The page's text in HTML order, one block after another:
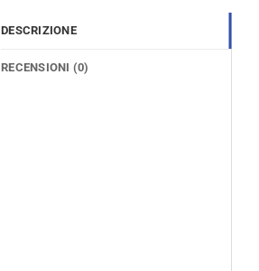
DESCRIZIONE
RECENSIONI (0)